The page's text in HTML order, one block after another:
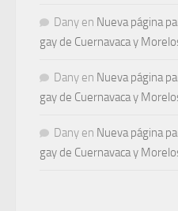
Dany en Nueva página
gay de Cuernavaca y
Dany en Nueva página
gay de Cuernavaca y
Dany en Nueva página
gay de Cuernavaca y